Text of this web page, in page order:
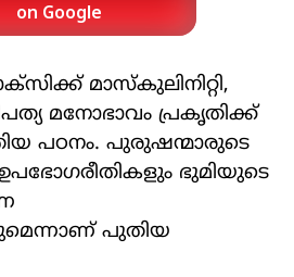
on Google
മാസ്‌കുലിനിറ്റി,
മനോഭാവം പ്രകൃതിക്ക്
പഠനം. പുരുഷന്മാരുടെ
ഭുമിയുടെ
പുതിയ